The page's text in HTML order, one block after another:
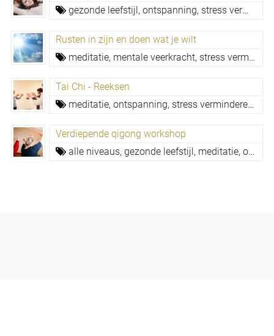
gezonde leefstijl, ontspanning, stress verminderen
Rusten in zijn en doen wat je wilt
meditatie, mentale veerkracht, stress verminderen,
Tai Chi - Reeksen
meditatie, ontspanning, stress verminderen,
Verdiepende qigong workshop
alle niveaus, gezonde leefstijl, meditatie, ontspanning,